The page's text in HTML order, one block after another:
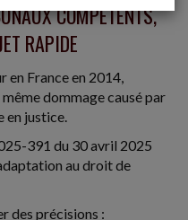
COMPÉTENTS,
RAPIDE
en France en 2014,
dommage causé par
en justice.
391 du 30 avril 2025
au droit de
des précisions :